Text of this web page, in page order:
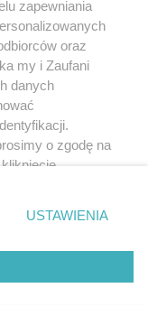
zapewniania
oraz
my i Zaufani
danych
o zgodę na
prywatności
zgody
się takiemu
tylko
USTAWIENIA